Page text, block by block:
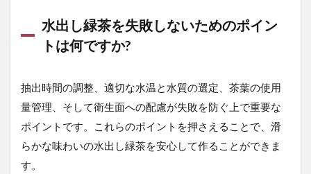
水出し緑茶を失敗しないためのポイン
トは何ですか?
抽出時間の調整、適切な水温と水質の選定、茶葉の使用
量管理、そして衛生面への配慮が失敗を防ぐ上で重要な
ポイントです。これらのポイントを押さえることで、滑
らかな味わいの水出し緑茶を安心して作ることができま
す。